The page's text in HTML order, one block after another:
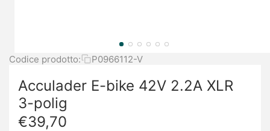
Codice prodotto: P0966112-V
Acculader E-bike 42V 2.2A XLR
3-polig
€39,70